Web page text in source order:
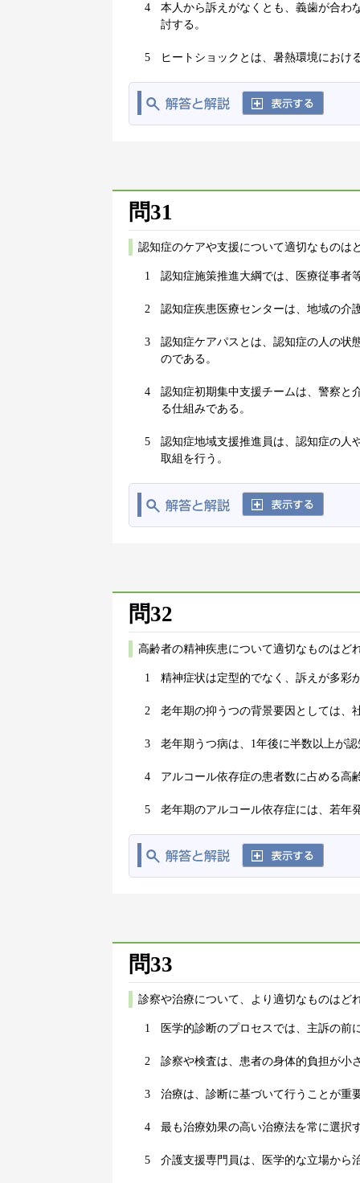
4
本人から訴えがなくとも、義歯が合わ
討する。
5 ヒートショックとは、暑熱環境におけ
問31
認知症のケアや支援について適切なものは
1 認知症施策推進大綱では、医療従事者
2 認知症疾患医療センターは、地域の介
3
認知症ケアパスとは、認知症の人の状
のである。
4
認知症初期集中支援チームは、警察と
る仕組みである。
5
認知症地域支援推進員は、認知症の人
取組を行う。
問32
高齢者の精神疾患について適切なものはど
1 精神症状は定型的でなく、訴えが多彩
2 老年期の抑うつの背景要因としては、
3 老年期うつ病は、1年後に半数以上が
4 アルコール依存症の患者数に占める高
5 老年期のアルコール依存症には、若年
問33
診察や治療について、より適切なものはど
1 医学的診断のプロセスでは、主訴の前
2 診察や検査は、患者の身体的負担が小
3 治療は、診断に基づいて行うことが重
4 最も治療効果の高い治療法を常に選択
5 介護支援専門員は、医学的な立場から